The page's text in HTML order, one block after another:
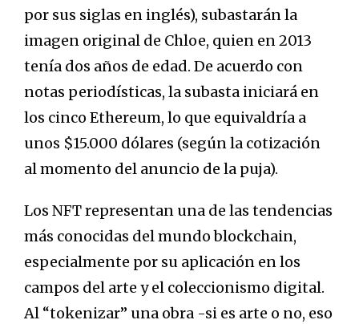
por sus siglas en inglés), subastarán la
imagen original de Chloe, quien en 2013
tenía dos años de edad. De acuerdo con
notas periodísticas, la subasta iniciará en
los cinco Ethereum, lo que equivaldría a
unos $15.000 dólares (según la cotización
al momento del anuncio de la puja).
Los NFT representan una de las tendencias
más conocidas del mundo blockchain,
especialmente por su aplicación en los
campos del arte y el coleccionismo digital.
Al “tokenizar” una obra -si es arte o no, eso